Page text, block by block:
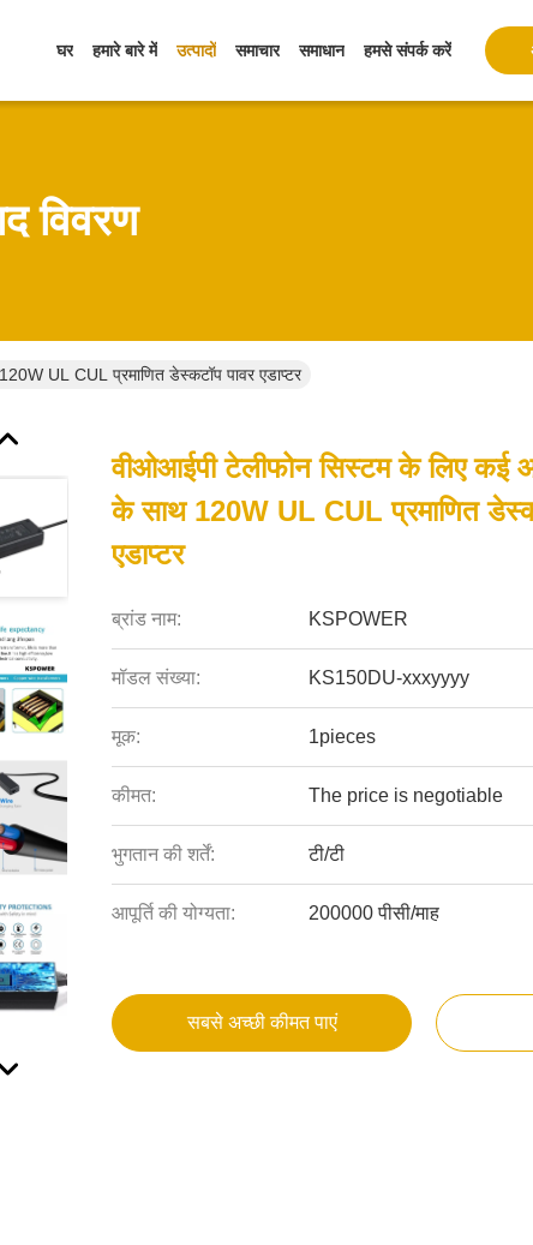
घर हमारे बारे में उत्पादों समाचार समाधान हमसे संपर्क करें
विवरण
UL CUL प्रमाणित डेस्कटॉप पावर एडाप्टर
वीओआईपी टेलीफोन सिस्टम के लिए कई
के साथ 120W UL CUL प्रमाणित
एडाप्टर
ब्रांड नाम: KSPOWER
मॉडल संख्या: KS150DU-xxxyyyy
मूक: 1pieces
कीमत: The price is negotiable
भुगतान की शर्तें: टी/टी
आपूर्ति की योग्यता: 200000 पीसी/माह
सबसे अच्छी कीमत पाएं